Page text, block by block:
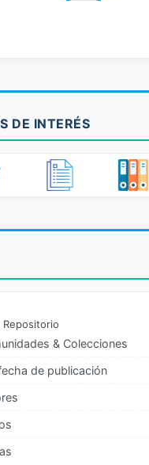
DE INTERÉS
Repositorio
& Colecciones
de publicación